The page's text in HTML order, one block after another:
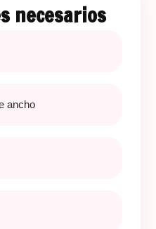
necesarios
ancho